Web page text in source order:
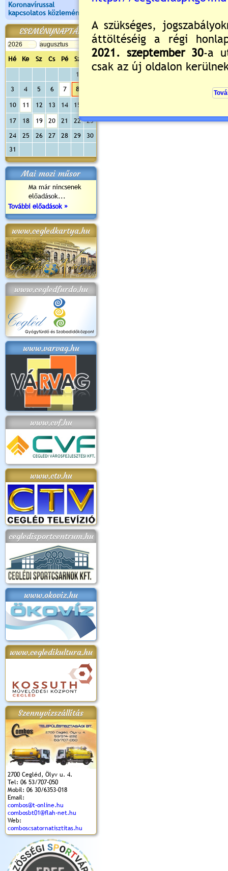
Koronavírussal
kapcsolatos közlemények
ESEMÉNYNAPTÁR
Hé Ke Sz Cs Pé Sz
Va
1
3
4 5 6 7 8
10 11 12 13 14 15
17 18 19 20 21 22
23
24
25 26 27 28 29
30
31
Mai mozi műsor
Ma már nincsenek
előadások...
További előadások »
www.cegledkartya.hu
www.cegledfurdo.hu
www.varvag.hu
www.cvf.hu
www.ctv.hu
cegledisportcentrum.hu
www.okoviz.hu
www.cegledikultura.hu
Szennyvízszállítás
2700 Cegléd, Ölyv u. 4.
Tel: 06 53/707-050
Mobil: 06 30/6353-018
Email:
combos@t-online.hu
combosbt01@flah-net.hu
Web:
comboscsatornatisztitas.hu
2018.
Kossuth Toborzó
Ünnepély
Szent István Ünnepe
(2017. 08. 20.)